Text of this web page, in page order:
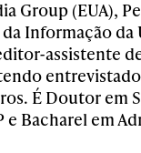
Group (EUA),
Informação da
assistente
É Doutor em
e Bacharel em